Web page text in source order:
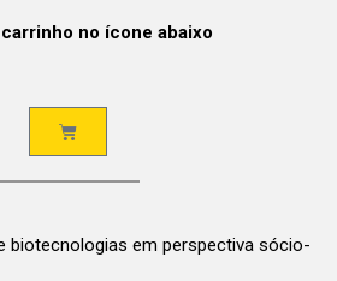
no ícone abaixo
biotecnologias em perspectiva sócio-